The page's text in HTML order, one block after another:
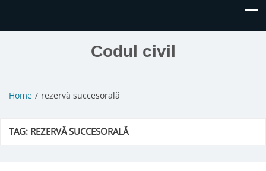
Codul civil
Home rezervă succesorală
TAG: REZERVĂ SUCCESORALĂ